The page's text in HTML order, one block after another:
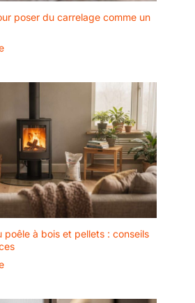
poser du carrelage comme un
poêle à bois et pellets : conseils